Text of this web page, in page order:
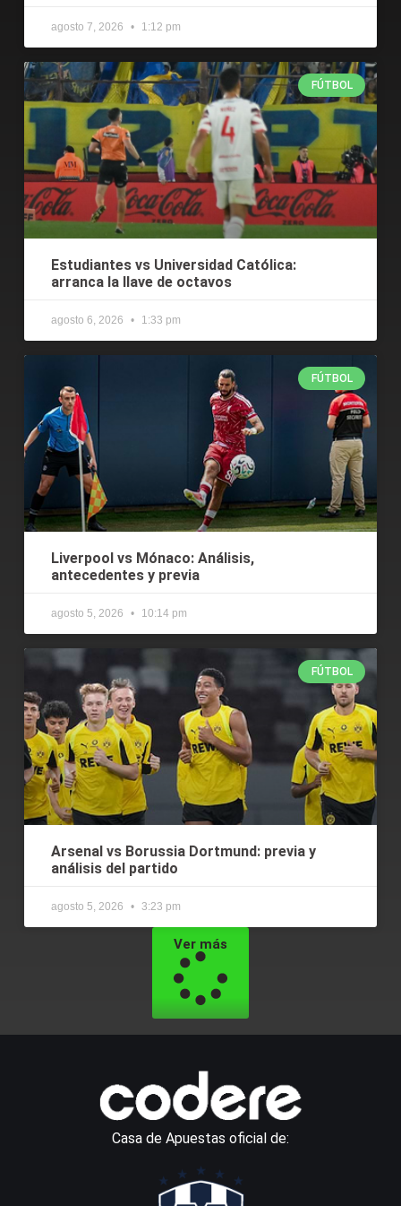
agosto 7, 2026 1:12 pm
FÚTBOL
Estudiantes vs Universidad Católica:
arranca la llave de octavos
agosto 6, 2026 1:33 pm
FÚTBOL
Liverpool vs Mónaco: Análisis,
antecedentes y previa
agosto 5, 2026 10:14 pm
FÚTBOL
Arsenal vs Borussia Dortmund: previa y
análisis del partido
agosto 5, 2026 3:23 pm
Ver más
Casa de Apuestas oficial de: